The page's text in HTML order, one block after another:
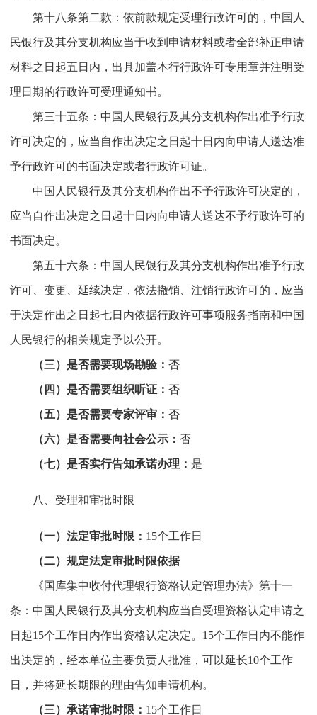
第十八条第二款：依前款规定受理行政许可的，中国人
民银行及其分支机构应当于收到申请材料或者全部补正申请
材料之日起五日内，出具加盖本行行政许可专用章并注明受
理日期的行政许可受理通知书。
第三十五条：中国人民银行及其分支机构作出准予行政
许可决定的，应当自作出决定之日起十日内向申请人送达准
予行政许可的书面决定或者行政许可证。
中国人民银行及其分支机构作出不予行政许可决定的，
应当自作出决定之日起十日内向申请人送达不予行政许可的
书面决定。
第五十六条：中国人民银行及其分支机构作出准予行政
许可、变更、延续决定，依法撤销、注销行政许可的，应当
于决定作出之日起七日内依据行政许可事项服务指南和中国
人民银行的相关规定予以公开。
（三）是否需要现场勘验： 否
（四）是否需要组织听证： 否
（五）是否需要专家评审： 否
（六）是否需要向社会公示： 否
（七）是否实行告知承诺办理： 是
八、受理和审批时限
（一）法定审批时限： 15个工作日
（二）规定法定审批时限依据
《国库集中收付代理银行资格认定管理办法》第十一
条：中国人民银行及其分支机构应当自受理资格认定申请之
日起15个工作日内作出资格认定决定。15个工作日内不能作
出决定的，经本单位主要负责人批准，可以延长10个工作
日，并将延长期限的理由告知申请机构。
（三）承诺审批时限： 15个工作日